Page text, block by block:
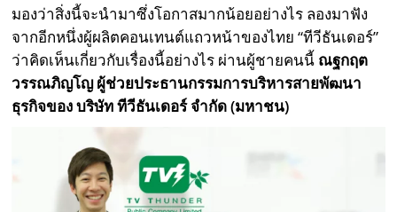
มองว่าสิ่งนี้จะนำมาซึ่งโอกาสมากน้อยอย่างไร ลองมาฟัง
จากอีกหนึ่งผู้ผลิตคอนเทนต์แถวหน้าของไทย “ทีวีธันเดอร์”
ว่าคิดเห็นเกี่ยวกับเรื่องนี้อย่างไร ผ่านผู้ชายคนนี้ ณฐกฤต
วรรณภิญโญ ผู้ช่วยประธานกรรมการบริหารสายพัฒนา
ธุรกิจของ บริษัท ทีวีธันเดอร์ จำกัด (มหาชน)